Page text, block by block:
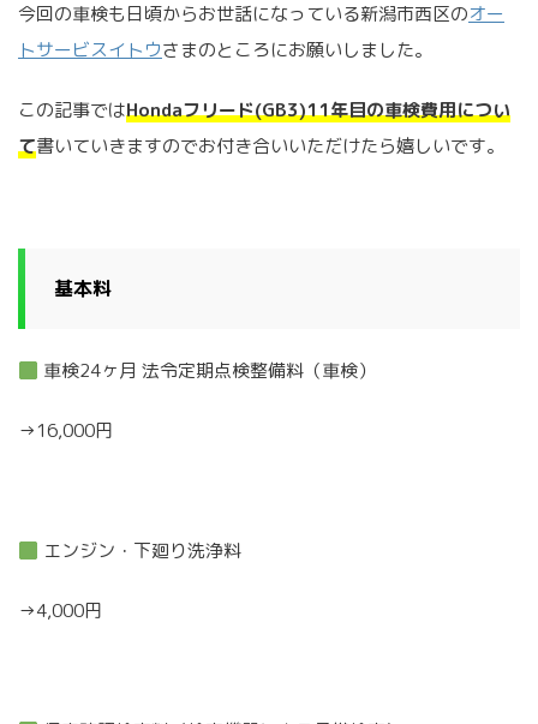
今回の車検も日頃からお世話になっている新潟市西区のオー
トサービスイトウさまのところにお願いしました。
この記事ではHondaフリード(GB3)11年目の車検費用につい
て書いていきますのでお付き合いいただけたら嬉しいです。
基本料
車検24ヶ月 法令定期点検整備料（車検）
→16,000円
エンジン・下廻り洗浄料
→4,000円